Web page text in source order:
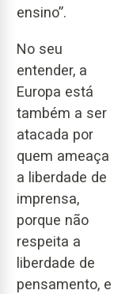
ensino”.
No seu
entender, a
Europa está
também a ser
atacada por
quem ameaça
a liberdade de
imprensa,
porque não
respeita a
liberdade de
pensamento, e